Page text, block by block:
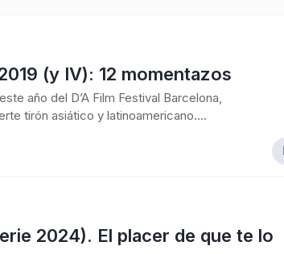
(y IV): 12 momentazos
año del D’A Film Festival Barcelona,
tirón asiático y latinoamericano....
2024). El placer de que te lo